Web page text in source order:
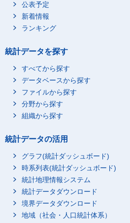
公表予定
新着情報
ランキング
統計データを探す
すべてから探す
データベースから探す
ファイルから探す
分野から探す
組織から探す
統計データの活用
グラフ(統計ダッシュボード)
時系列表(統計ダッシュボード)
統計地理情報システム
統計データダウンロード
境界データダウンロード
地域（社会・人口統計体系）